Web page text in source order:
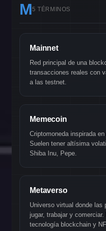
M5 TÉRMINOS
Mainnet
Red principal de una
transacciones reales con
a las testnet.
Memecoin
Criptomoneda inspirada
Suelen tener altísima
Shiba Inu, Pepe.
Metaverso
Universo virtual donde las
jugar, trabajar y
tecnología blockchain y